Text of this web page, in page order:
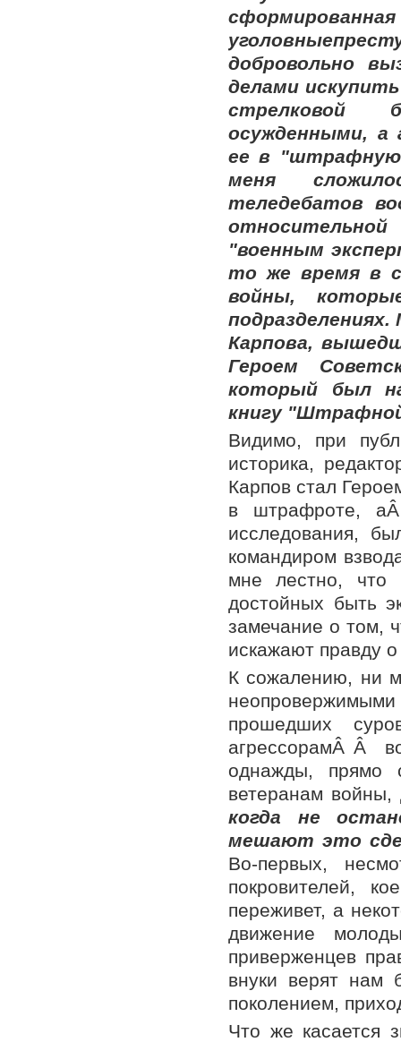
уголовные
добровольно
делами
стрелковой
осужденными,
ее в
меня
теледебатов
"военным
то же время в
войны,
Карпова,
Героем
который был
книгу
Видимо, при
историка,
Карпов стал
в штрафроте,
исследования,
командиром
мне лестно, что
достойных быть
замечание о том,
искажают правду
К сожалению, ни
прошедших
агрессорамÂ Â
однажды, прямо
ветеранам войны,
когда не
мешают это
Во-первых,
покровителей,
переживет, а
движение
приверженцев
внуки верят нам
поколением,
Что же касается